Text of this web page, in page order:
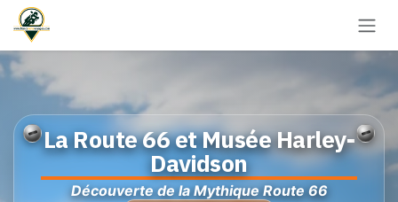
Se rendre au contenu
La Route 66 et Musée Harley-
Davidson
Découverte de la Mythique Route 66